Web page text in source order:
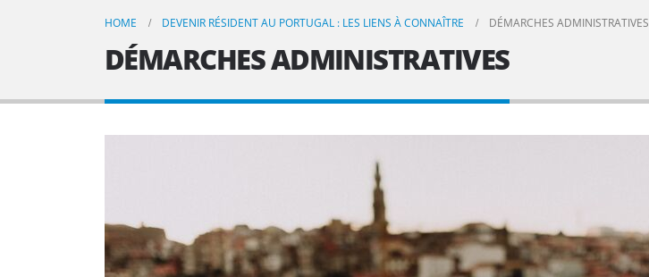
HOME DEVENIR RÉSIDENT AU PORTUGAL : LES LIENS À CONNAÎTRE DÉMARCHES ADMINISTRATIVES
DÉMARCHES ADMINISTRATIVES